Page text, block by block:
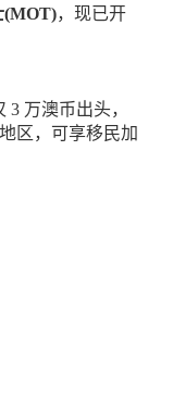
(MOT)，现已开
3 万澳币出头，
区，可享移民加